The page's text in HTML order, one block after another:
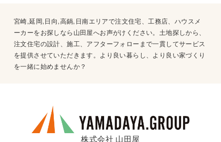
宮崎,延岡,日向,高鍋,日南エリアで注文住宅、工務店、ハウスメ
ーカーをお探しなら山田屋へお声がけください。土地探しから、
注文住宅の設計、施工、アフターフォローまで一貫してサービス
を提供させていただきます。より良い暮らし、より良い家づくり
を一緒に始めませんか？
株式会社 山田屋